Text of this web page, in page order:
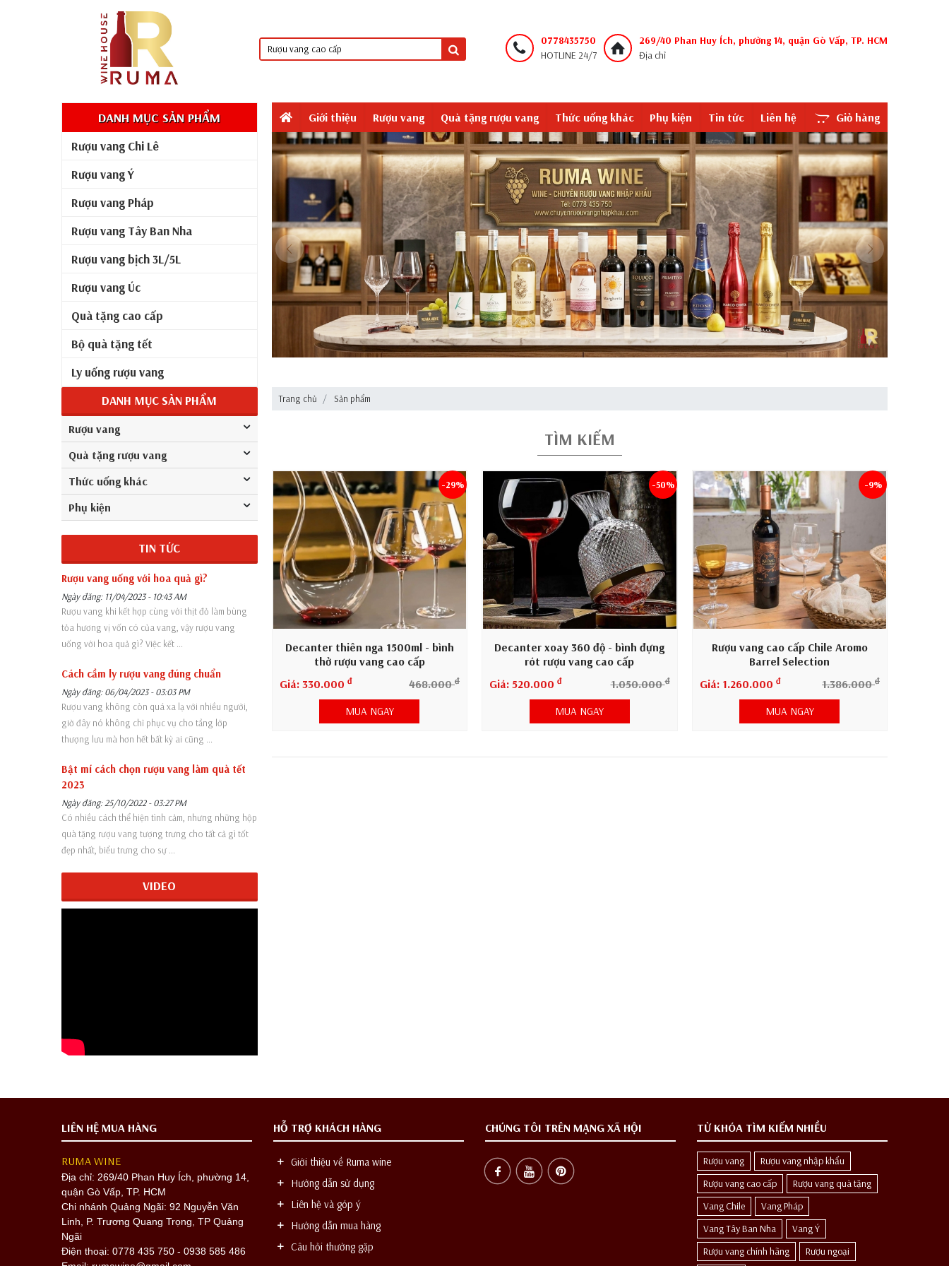
0778435750
HOTLINE 24/7
269/40 Phan Huy Ích, phường 14, quận Gò Vấp, TP. HCM
Địa chỉ
DANH MỤC SẢN PHẨM
Rượu vang Chi Lê
Rượu vang Ý
Rượu vang Pháp
Rượu vang Tây Ban Nha
Rượu vang bịch 3L/5L
Rượu vang Úc
Quà tặng cao cấp
Bộ quà tặng tết
Ly uống rượu vang
Giới thiệu Rượu vang Quà tặng rượu vang Thức uống khác Phụ kiện Tin tức Liên hệ Giỏ hàng
Trang chủ Sản phẩm
TÌM KIẾM
Decanter thiên nga 1500ml - bình
thở rượu vang cao cấp
Giá: 330.000 đ 468.000đ
-29%
MUA NGAY
Decanter xoay 360 độ - bình đựng
rót rượu vang cao cấp
Giá: 520.000 đ 1.050.000đ
-50%
MUA NGAY
Rượu vang cao cấp Chile Aromo
Barrel Selection
Giá: 1.260.000 đ 1.386.000đ
-9%
MUA NGAY
DANH MỤC SẢN PHẨM
Rượu vang
Quà tặng rượu vang
Thức uống khác
Phụ kiện
TIN TỨC
Rượu vang uống với hoa quả gì?
Ngày đăng: 11/04/2023 - 10:43 AM
Rượu vang khi kết hợp cùng với thịt đỏ làm bùng
tỏa hương vị vốn có của vang, vậy rượu vang
uống với hoa quả gì? Việc kết ...
Cách cầm ly rượu vang đúng chuẩn
Ngày đăng: 06/04/2023 - 03:03 PM
Rượu vang không còn quá xa lạ với nhiều người,
giờ đây nó không chỉ phục vụ cho tầng lớp
thượng lưu mà hơn hết bất kỳ ai cũng ...
Bật mí cách chọn rượu vang làm quà tết
2023
Ngày đăng: 25/10/2022 - 03:27 PM
Có nhiều cách thể hiện tình cảm, nhưng những hộp
quà tặng rượu vang tượng trưng cho tất cả gì tốt
đẹp nhất, biểu trưng cho sự ...
VIDEO
LIÊN HỆ MUA HÀNG
RUMA WINE
Địa chỉ: 269/40 Phan Huy Ích, phường 14,
quận Gò Vấp, TP. HCM
Chi nhánh Quảng Ngãi: 92 Nguyễn Văn
Linh, P. Trương Quang Trọng, TP Quảng
Ngãi
Điện thoại: 0778 435 750 - 0938 585 486
HỖ TRỢ KHÁCH HÀNG
Giới thiệu về Ruma wine
Hướng dẫn sử dụng
Liên hệ và góp ý
Hướng dẫn mua hàng
Câu hỏi thường gặp
CHÚNG TÔI TRÊN MẠNG XÃ HỘI TỪ KHÓA TÌM KIẾM NHIỀU
Rượu vang
Rượu vang nhập khẩu
Rượu vang cao cấp
Rượu vang quà tặng
Vang Chile
Vang Pháp
Vang Tây Ban Nha
Vang Ý
Rượu vang chính hãng
Rượu ngoại